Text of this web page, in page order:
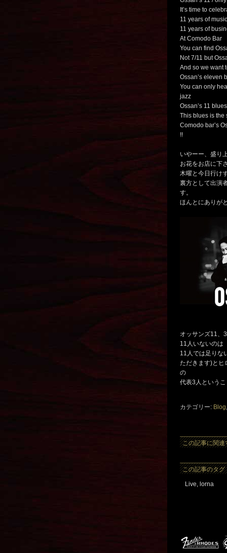
It’s time to
11 years of music
11 years of
At Comodo Bar
You can find
Not 7/11 but
And so we want
Ossan’s eleven
You can only
jazz
Ossan’s 11 blues
This blues is the
Comodo bar’s
!!
いやーー、盛り
お花をお店に下
木曜と今日行け
裏方として出演
す。
ほんとにありが
オッサンズ11、
11人いないのは
11人では足りな
ただきます)とヒ
の
代表3人という
カテゴリー: Blog
この記事に関連
この記事のタグ
Live, lorna